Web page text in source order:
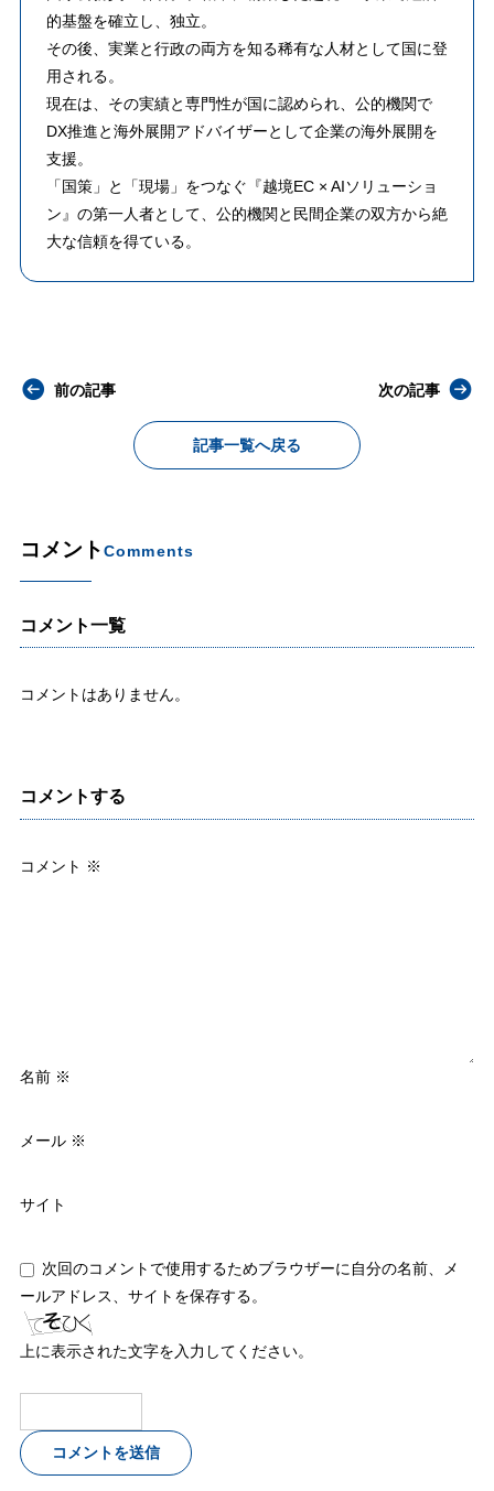
的基盤を確立し、独立。
その後、実業と行政の両方を知る稀有な人材として国に登
用される。
​現在は、その実績と専門性が国に認められ、公的機関で
DX推進と海外展開アドバイザーとして企業の海外展開を
支援。
「国策」と「現場」をつなぐ『越境EC × AIソリューショ
ン』の第一人者として、公的機関と民間企業の双方から絶
大な信頼を得ている。
前の記事
記事一覧へ戻る
次の記事
コメントComments
コメント一覧
コメントはありません。
コメントする
コメント ※
名前 ※
メール ※
サイト
次回のコメントで使用するためブラウザーに自分の名前、メ
ールアドレス、サイトを保存する。
上に表示された文字を入力してください。